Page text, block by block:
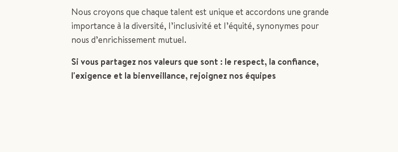
Nous croyons que chaque talent est unique et accordons une grande
importance à la diversité, l’inclusivité et l’équité, synonymes pour
nous d’enrichissement mutuel.
Si vous partagez nos valeurs que sont : le respect, la confiance,
l'exigence et la bienveillance, rejoignez nos équipes